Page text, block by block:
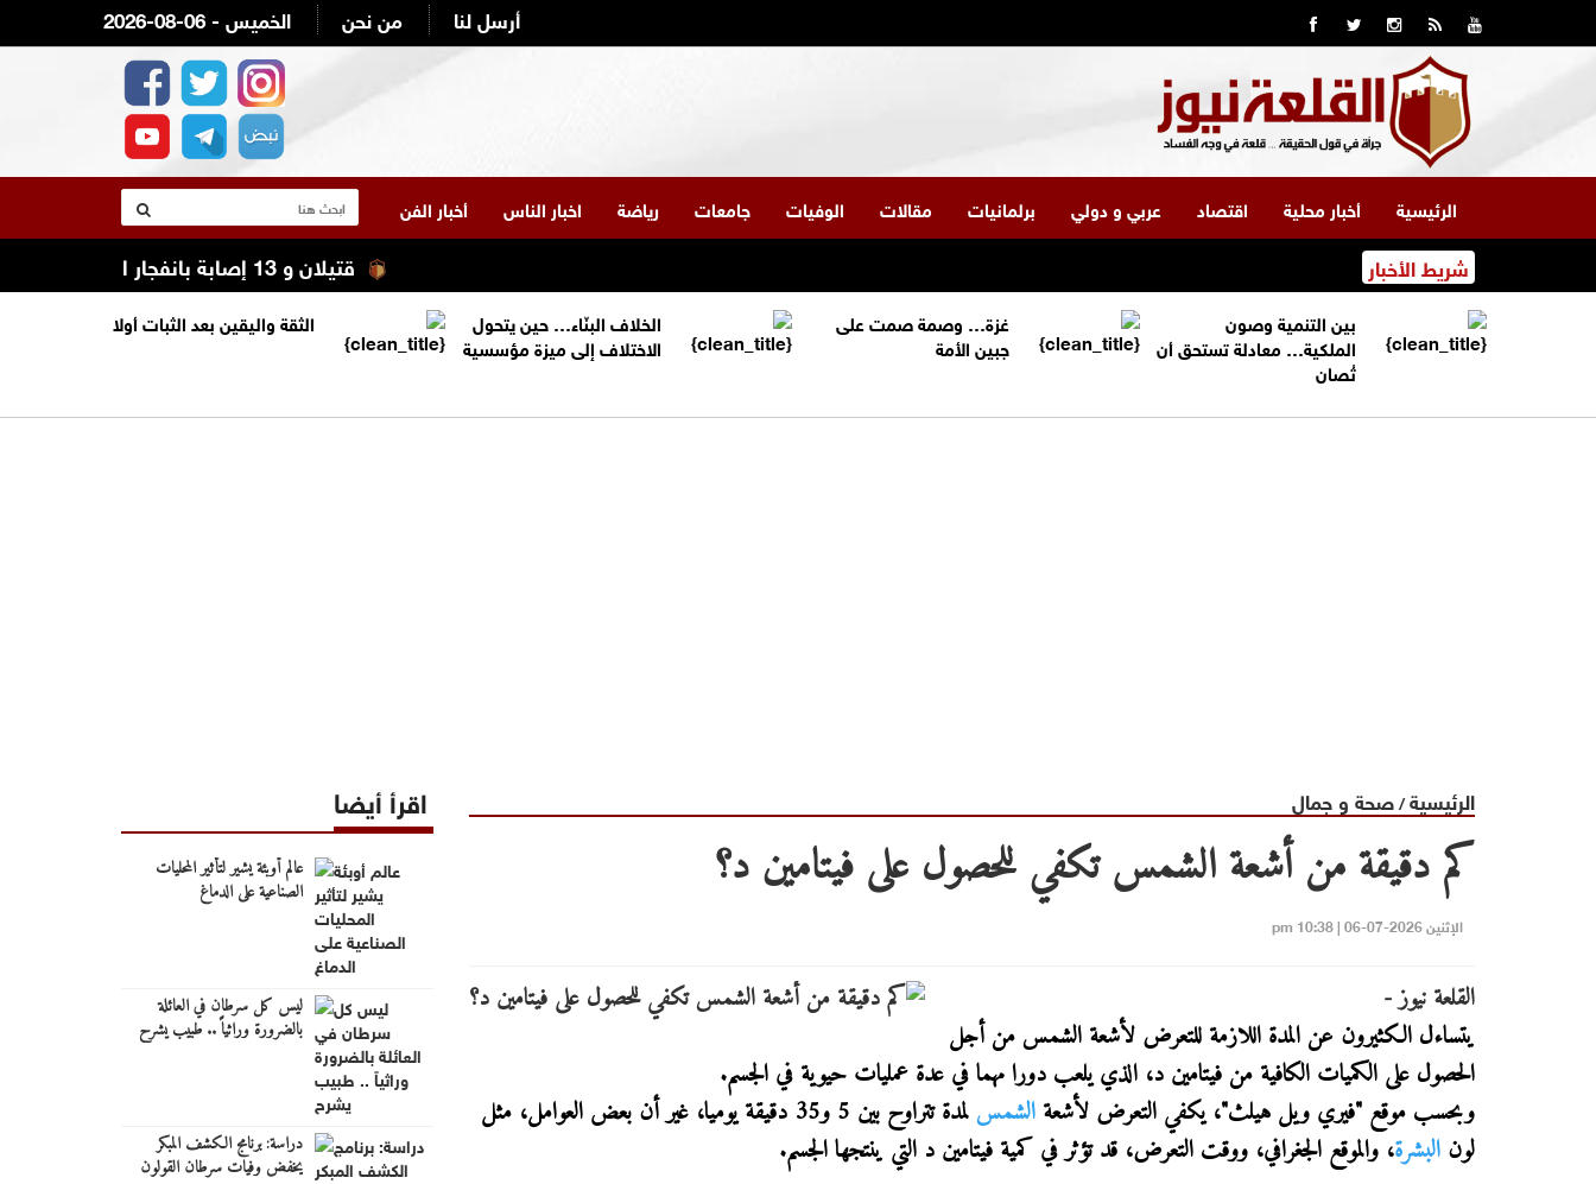
2026-08-06 - الخميس من نحن أرسل لنا
الرئيسية أخبار محلية اقتصاد عربي و دولي برلمانيات مقالات الوفيات جامعات رياضة اخبار الناس أخبار الفن
شريط الأخبار قتيلان و 13 إصابة بانفجار استهدف حافلة ركاب في ريف دمشق
بين التنمية وصون
الملكية… معادلة تستحق أن
تُصان
غزة… وصمة صمت على
جبين الأمة
الخلاف البنّاء… حين يتحول
الاختلاف إلى ميزة مؤسسية
الثقة واليقين بعد الثبات أولا
الرئيسية/صحة و جمال
كم دقيقة من أشعة الشمس تكفي للحصول على فيتامين د؟
الإثنين 2026-07-06 | 10:38 pm
القلعة نيوز -
يتساءل الكثيرون عن المدة اللازمة للتعرض لأشعة الشمس من أجل
الحصول على الكميات الكافية من فيتامين د، الذي يلعب دورا مهما في عدة عمليات حيوية في الجسم.
وبحسب موقع "فيري ويل هيلث"، يكفي التعرض لأشعة الشمس
لمدة تتراوح بين 5 و35 دقيقة يوميا، غير أن بعض العوامل، مثل
لون البشرة، والموقع الجغرافي، ووقت التعرض، قد تؤثر في كمية فيتامين د التي ينتجها الجسم.
اقرأ أيضا
عالم أوبئة يشير لتأثير المحليات
الصناعية على الدماغ
ليس كل سرطان في العائلة
بالضرورة وراثياً .. طبيب يشرح
دراسة: برنامج الكشف المبكر
يخفض وفيات سرطان القولون